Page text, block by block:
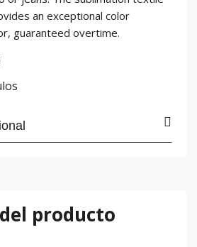
an exceptional color
guaranteed overtime.
producto